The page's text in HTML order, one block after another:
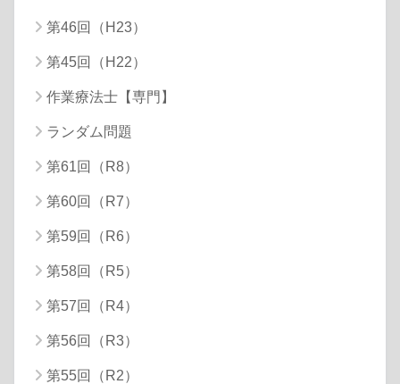
第46回（H23）
第45回（H22）
作業療法士【専門】
ランダム問題
第61回（R8）
第60回（R7）
第59回（R6）
第58回（R5）
第57回（R4）
第56回（R3）
第55回（R2）